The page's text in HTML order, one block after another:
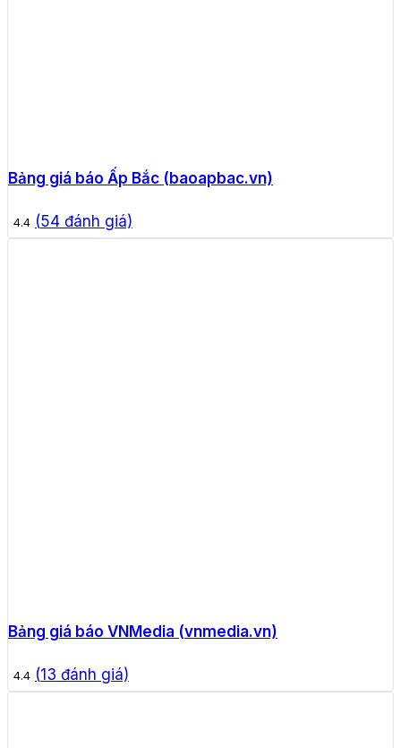
Bảng giá báo Ấp Bắc (baoapbac.vn)
4.4 (54 đánh giá)
Bảng giá báo VNMedia (vnmedia.vn)
4.4 (13 đánh giá)